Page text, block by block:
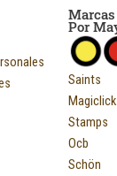
Marcas
Por
Saints
Magiclick
Stamps
Ocb
Schön